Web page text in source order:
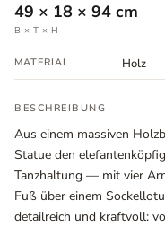
49 × 18 × 94 cm
B × T × H
MATERIAL Holz
BESCHREIBUNG
Aus einem massiven
Statue den
Tanzhaltung — mit vier
Fuß über einem
detailreich und kraftvoll: